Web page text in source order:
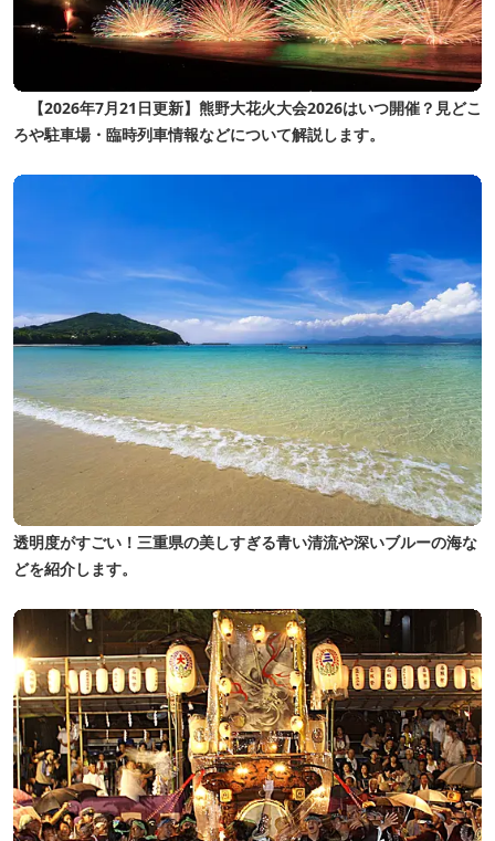
【2026年7月21日更新】熊野大花火大会2026はいつ開催？見どこ
ろや駐車場・臨時列車情報などについて解説します。
透明度がすごい！三重県の美しすぎる青い清流や深いブルーの海な
どを紹介します。